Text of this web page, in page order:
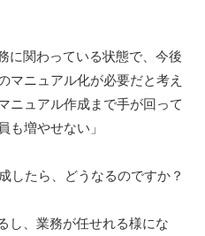
に関わっている状態で、今後
マニュアル化が必要だと考え
ニュアル作成まで手が回って
も増やせない」
したら、どうなるのですか？
し、業務が任せれる様にな